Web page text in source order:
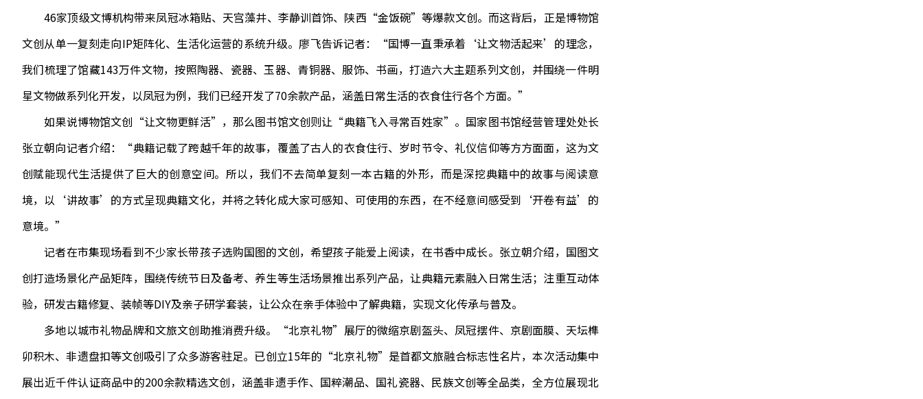
46家顶级文博机构带来凤冠冰箱贴、天宫藻井、李静训首饰、陕西“金饭碗”等爆款文创。而这背后，正是博物馆
文创从单一复刻走向IP矩阵化、生活化运营的系统升级。廖飞告诉记者：“国博一直秉承着‘让文物活起来’的理念，
我们梳理了馆藏143万件文物，按照陶器、瓷器、玉器、青铜器、服饰、书画，打造六大主题系列文创，并围绕一件明
星文物做系列化开发，以凤冠为例，我们已经开发了70余款产品，涵盖日常生活的衣食住行各个方面。”
如果说博物馆文创“让文物更鲜活”，那么图书馆文创则让“典籍飞入寻常百姓家”。国家图书馆经营管理处处长
张立朝向记者介绍：“典籍记载了跨越千年的故事，覆盖了古人的衣食住行、岁时节令、礼仪信仰等方方面面，这为文
创赋能现代生活提供了巨大的创意空间。所以，我们不去简单复刻一本古籍的外形，而是深挖典籍中的故事与阅读意
境，以‘讲故事’的方式呈现典籍文化，并将之转化成大家可感知、可使用的东西，在不经意间感受到‘开卷有益’的
意境。”
记者在市集现场看到不少家长带孩子选购国图的文创，希望孩子能爱上阅读，在书香中成长。张立朝介绍，国图文
创打造场景化产品矩阵，围绕传统节日及备考、养生等生活场景推出系列产品，让典籍元素融入日常生活；注重互动体
验，研发古籍修复、装帧等DIY及亲子研学套装，让公众在亲手体验中了解典籍，实现文化传承与普及。
多地以城市礼物品牌和文旅文创助推消费升级。“北京礼物”展厅的微缩京剧盔头、凤冠摆件、京剧面膜、天坛榫
卯积木、非遗盘扣等文创吸引了众多游客驻足。已创立15年的“北京礼物”是首都文旅融合标志性名片，本次活动集中
展出近千件认证商品中的200余款精选文创，涵盖非遗手作、国粹潮品、国礼瓷器、民族文创等全品类，全方位展现北